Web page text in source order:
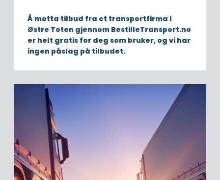
Å motta tilbud fra et transportfirma i
Østre Toten gjennom BestilleTransport.no
er helt gratis for deg som bruker, og vi har
ingen påslag på tilbudet.